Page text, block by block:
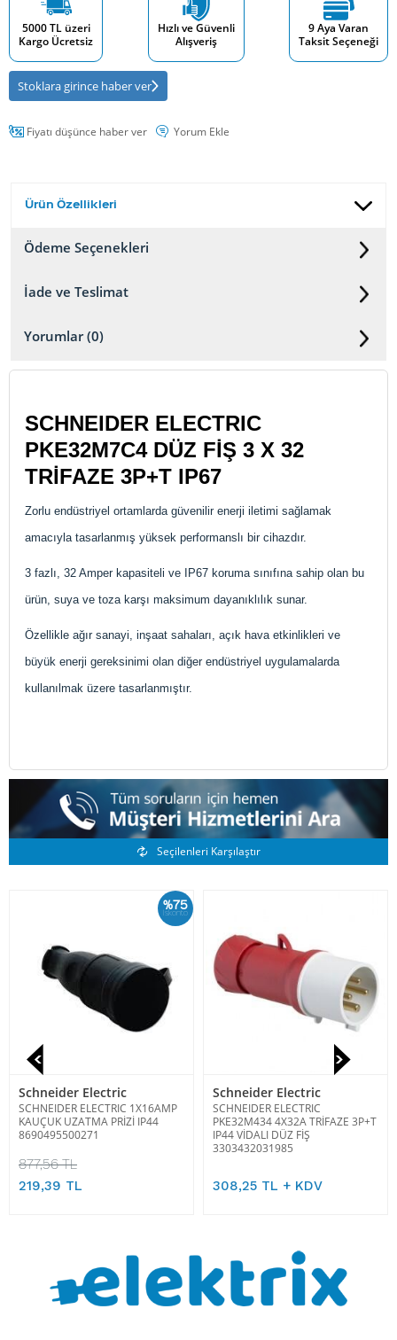
5000 TL üzeri
Kargo Ücretsiz
Hızlı ve Güvenli
Alışveriş
9 Aya Varan
Taksit Seçeneği
Stoklara girince haber ver
Fiyatı düşünce haber ver Yorum Ekle
Ürün Özellikleri
Ödeme Seçenekleri
İade ve Teslimat
Yorumlar (0)
SCHNEIDER ELECTRIC
PKE32M7C4 DÜZ FİŞ 3 X 32
TRİFAZE 3P+T IP67
Zorlu endüstriyel ortamlarda güvenilir enerji iletimi sağlamak
amacıyla tasarlanmış yüksek performanslı bir cihazdır.
3 fazlı, 32 Amper kapasiteli ve IP67 koruma sınıfına sahip olan bu
ürün, suya ve toza karşı maksimum dayanıklılık sunar.
Özellikle ağır sanayi, inşaat sahaları, açık hava etkinlikleri ve
büyük enerji gereksinimi olan diğer endüstriyel uygulamalarda
kullanılmak üzere tasarlanmıştır.
Benzer Ürünler
Seçilenleri Karşılaştır
%75
İskonto
Schneider Electric
SCHNEIDER ELECTRIC 1X16AMP
KAUÇUK UZATMA PRİZİ IP44
8690495500271
877,56 TL
219,39 TL
Schneider Electric
SCHNEIDER ELECTRIC
PKE32M434 4X32A TRİFAZE 3P+T
IP44 VİDALI DÜZ FİŞ
3303432031985
308,25 TL + KDV